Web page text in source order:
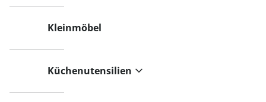
Kleinmöbel
Küchenutensilien